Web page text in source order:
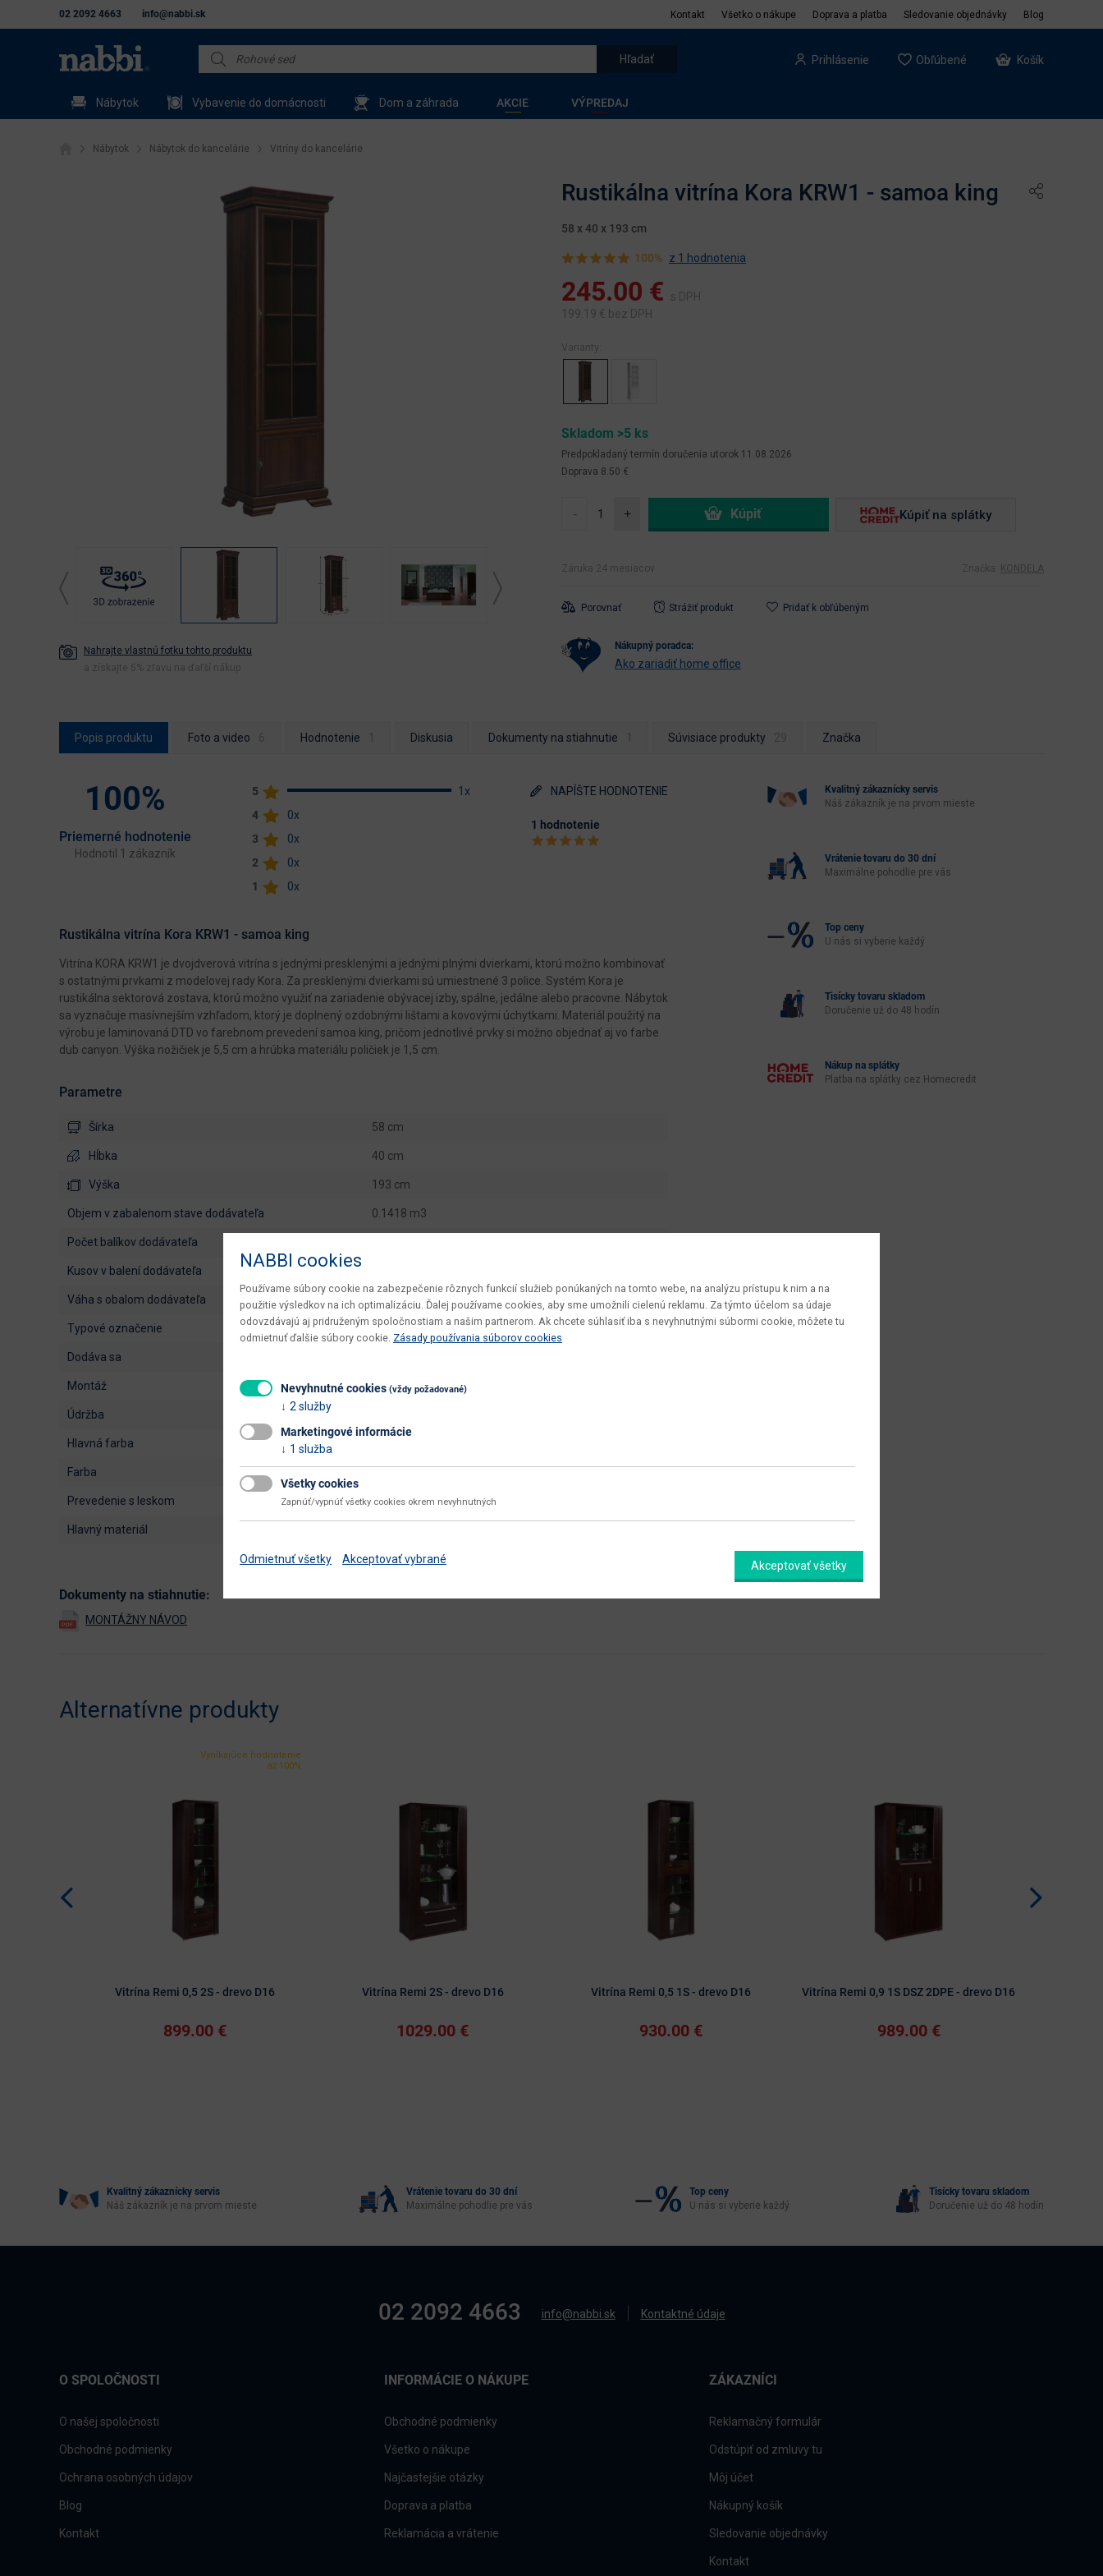
02 2092 4663 info@nabbi.sk Kontakt Všetko o nákupe Doprava a platba Sledovanie objednávky Blog
Prihlásenie Obľúbené Košík
Nábytok Vybavenie do domácnosti Dom a záhrada AKCIE VÝPREDAJ
Nábytok Nábytok do kancelárie Vitríny do kancelárie
Nahrajte vlastnú fotku tohto produktu
a získajte 5% zľavu na ďaľší nákup
Rustikálna vitrína Kora KRW1 - samoa king
58 x 40 x 193 cm
100% z 1 hodnotenia
245.00 €
s DPH
199.19 € bez DPH
Varianty:
Skladom >5 ks
Predpokladaný termín doručenia utorok 11.08.2026
Doprava 8.50 €
- + Kúpiť na splátky
Záruka 24 mesiacov Značka: KONDELA
Porovnať Strážiť produkt Pridať k obľúbeným
nákupný poradca:
Ako zariadiť home office
Popis produktu Foto a video Hodnotenie Diskusia Dokumenty na stiahnutie Súvisiace produkty Značka
100%
Priemerné hodnotenie
Hodnotil 1 zákazník
5
1x
4
0x
3
0x
2
0x
1
0x
NAPÍŠTE HODNOTENIE
1 hodnotenie
Rustikálna vitrína Kora KRW1 - samoa king
Vitrína KORA KRW1 je dvojdverová vitrína s jednými presklenými a jednými plnými dvierkami, ktorú možno kombinovať
s ostatnými prvkami z modelovej rady Kora. Za presklenými dvierkami sú umiestnené 3 police. Systém Kora je
rustikálna sektorová zostava, ktorú možno využiť na zariadenie obývacej izby, spálne, jedálne alebo pracovne. Nábytok
sa vyznačuje masívnejším vzhľadom, ktorý je doplnený ozdobnými lištami a kovovými úchytkami. Materiál použitý na
výrobu je laminovaná DTD vo farebnom prevedení samoa king, pričom jednotlivé prvky si možno objednať aj vo farbe
dub canyon. Výška nožičiek je 5,5 cm a hrúbka materiálu poličiek je 1,5 cm.
Parametre
Šírka 58 cm
Hĺbka 40 cm
Výška 193 cm
objem v zabalenom stave dodávateľa 0.1418 m3
počet balíkov dodávateľa
kusov v balení dodávateľa
váha s obalom dodávateľa 41 kg
typové označenie Kora KRW1
dodáva sa
montáž vyžaduje zručnosť
údržba
hlavná farba
farba samoa king
prevedenie s leskom nie
hlavný materiál
Dokumenty na stiahnutie:
Kvalitný zákaznícky servis
Náš zákazník je na prvom mieste
Vrátenie tovaru do 30 dní
Maximálne pohodlie pre vás
Top ceny
U nás si vyberie každý
Tisícky tovaru skladom
Doručenie už do 48 hodín
Nákup na splátky
Platba na splátky cez Homecredit
Alternatívne produkty
Vynikajúce hodnotenie
až 100%
Vitrína Remi 0,5 2S - drevo D16
899.00 €
Vitrína Remi 2S - drevo D16
1029.00 €
Vitrína Remi 0,5 1S - drevo D16
930.00 €
Vitrína Remi 0,9 1S DSZ 2DPE - drevo D16
989.00 €
Kvalitný zákaznícky servis
Náš zákazník je na prvom mieste
Vrátenie tovaru do 30 dní
Maximálne pohodlie pre vás
Top ceny
U nás si vyberie každý
Tisícky tovaru skladom
Doručenie už do 48 hodín
02 2092 4663 info@nabbi.sk Kontaktné údaje
O SPOLOČNOSTI
O našej spoločnosti
Obchodné podmienky
Ochrana osobných údajov
Blog
Kontakt
INFORMÁCIE O NÁKUPE
Obchodné podmienky
Všetko o nákupe
Najčastejšie otázky
Doprava a platba
Reklamácia a vrátenie
ZÁKAZNÍCI
Reklamačný formulár
Odstúpiť od zmluvy tu
Môj účet
Nákupný košík
Sledovanie objednávky
Kontakt
NABBI cookies
Používame súbory cookie na zabezpečenie rôznych funkcií služieb ponúkaných na tomto webe, na analýzu prístupu k nim a na
použitie výsledkov na ich optimalizáciu. Ďalej používame cookies, aby sme umožnili cielenú reklamu. Za týmto účelom sa údaje
odovzdávajú aj pridruženým spoločnostiam a našim partnerom. Ak chcete súhlasiť iba s nevyhnutnými súbormi cookie, môžete tu
odmietnuť ďalšie súbory cookie. Zásady používania súborov cookies
Nevyhnutné cookies (vždy požadované)
2 služby
Marketingové informácie
1 služba
Všetky cookies
Zapnúť/vypnúť všetky cookies okrem nevyhnutných
Odmietnuť všetky Akceptovať vybrané Akceptovať všetky